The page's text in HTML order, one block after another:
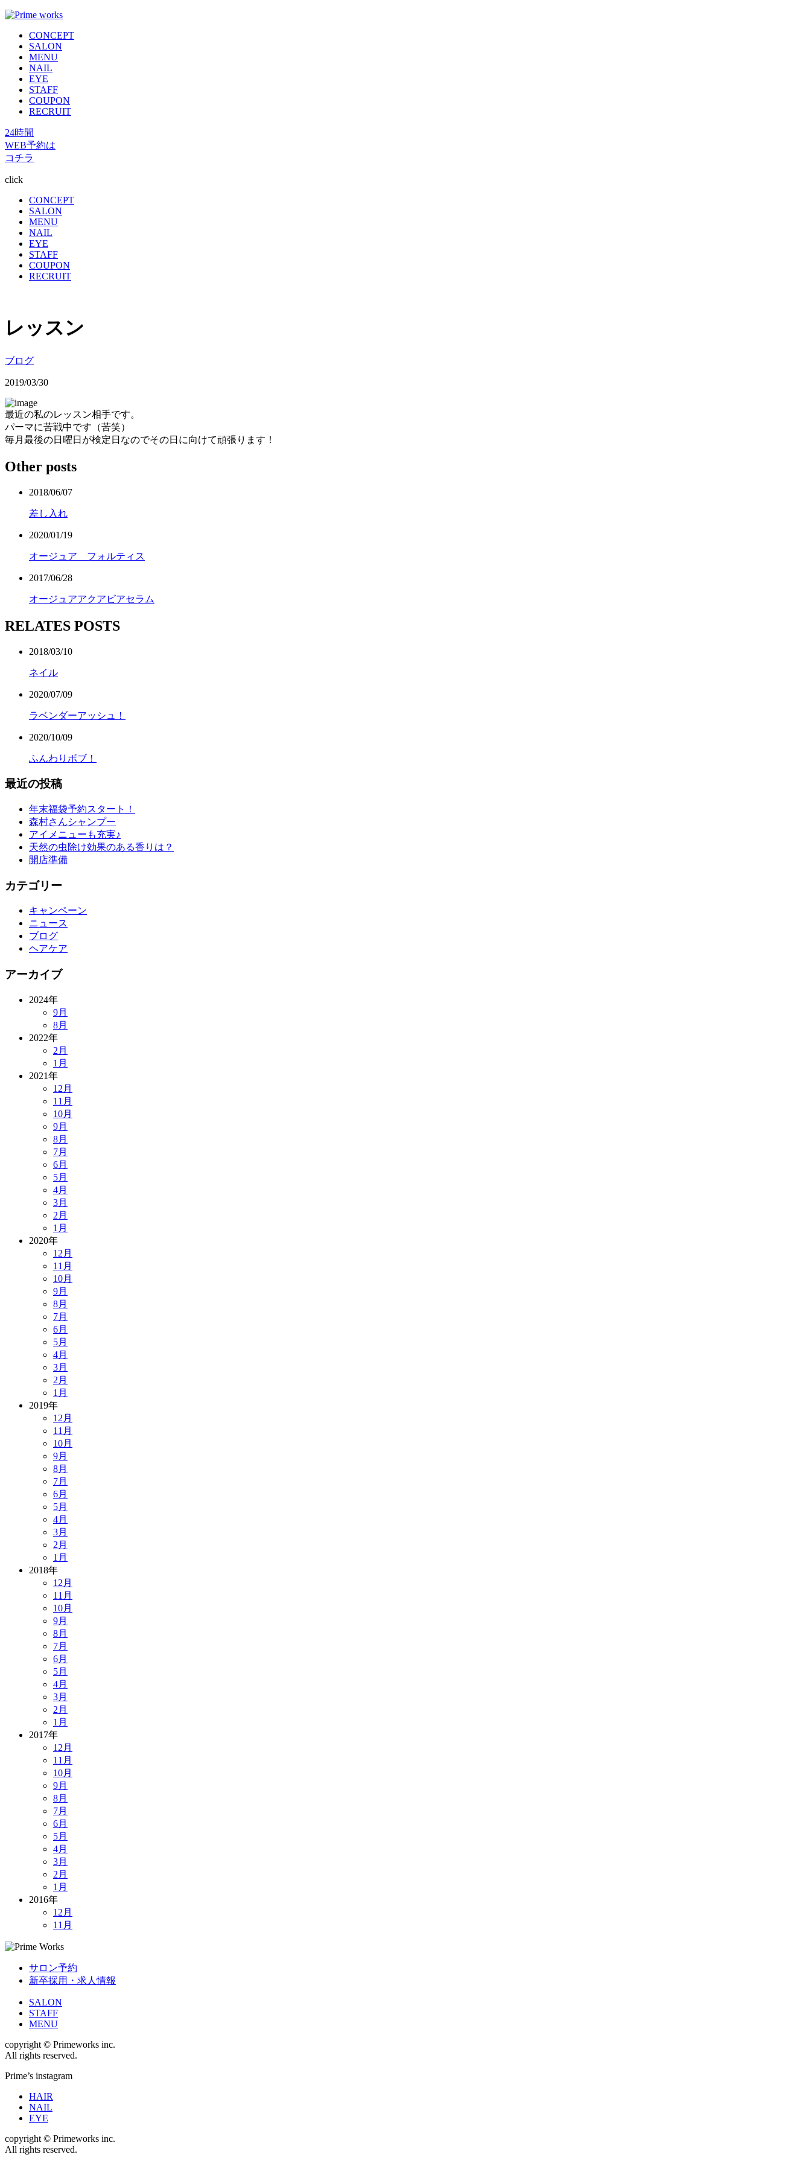
CONCEPT
SALON
MENU
NAIL
EYE
STAFF
COUPON
RECRUIT
24時間
WEB予約は
コチラ
click
CONCEPT
SALON
MENU
NAIL
EYE
STAFF
COUPON
RECRUIT
レッスン
ブログ
2019/03/30
最近の私のレッスン相手です。
パーマに苦戦中です（苦笑）
毎月最後の日曜日が検定日なのでその日に向けて頑張ります！
Other posts
2018/06/07
差し入れ
2020/01/19
オージュア フォルティス
2017/06/28
オージュアアクアビアセラム
RELATES POSTS
2018/03/10
ネイル
2020/07/09
ラベンダーアッシュ！
2020/10/09
ふんわりボブ！
最近の投稿
年末福袋予約スタート！
森村さんシャンプー
アイメニューも充実♪
天然の虫除け効果のある香りは？
開店準備
カテゴリー
キャンペーン
ニュース
ブログ
ヘアケア
アーカイブ
2024年
9月
8月
2022年
2月
1月
2021年
12月
11月
10月
9月
8月
7月
6月
5月
4月
3月
2月
1月
2020年
12月
11月
10月
9月
8月
7月
6月
5月
4月
3月
2月
1月
2019年
12月
11月
10月
9月
8月
7月
6月
5月
4月
3月
2月
1月
2018年
12月
11月
10月
9月
8月
7月
6月
5月
4月
3月
2月
1月
2017年
12月
11月
10月
9月
8月
7月
6月
5月
4月
3月
2月
1月
2016年
12月
11月
サロン予約
新卒採用・求人情報
SALON
STAFF
MENU
copyright © Primeworks inc.
All rights reserved.
Prime’s instagram
HAIR
NAIL
EYE
copyright © Primeworks inc.
All rights reserved.